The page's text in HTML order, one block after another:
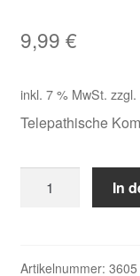
9,99 €
inkl. 7 % MwSt. zzgl.
Telepathische
In
Artikelnummer: 3605